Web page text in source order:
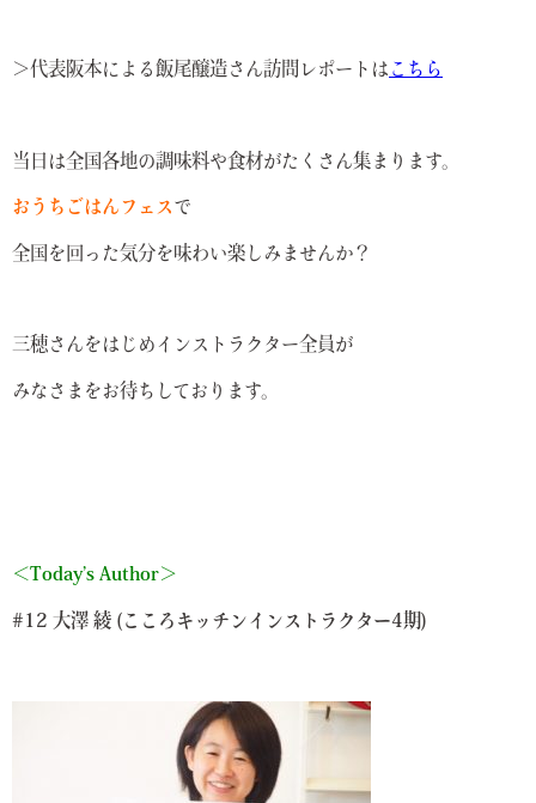
＞代表阪本による飯尾醸造さん訪問レポートは こちら
当日は全国各地の調味料や食材がたくさん集まります。
おうちごはんフェスで
全国を回った気分を味わい楽しみませんか？
三穂さんをはじめインストラクター全員が
みなさまをお待ちしております。
＜Today’s Author＞
#12 大澤 綾 (こころキッチンインストラクター4期)